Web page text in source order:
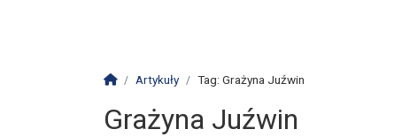
Strona główna
Artykuły Tag: Grażyna Juźwin
Grażyna Juźwin